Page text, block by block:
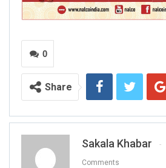
0
Share
Sakala Khabar
Comments